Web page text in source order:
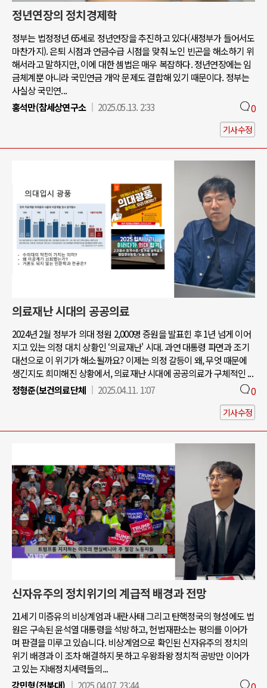
정년연장의 정치경제학
정부는 법정정년 65세로 정년연장을 추진하고 있다(새정부가 들어서도
마찬가지). 은퇴 시점과 연금수급 시점을 맞춰 노인 빈곤을 해소하기 위
해서라고 말하지만, 이에 대한 셈법은 매우 복잡하다. 정년연장에는 임
금체계뿐 아니라 국민연금 개악 문제도 결합해 있기 때문이다. 정부는
사실상 국민연...
홍석만(참세상연구소
2025.05.13. 2:33 0
기사수정
의료재난 시대의 공공의료
2024년 2월 정부가 의대 정원 2,000명 증원을 발표힌 후 1년 넘게 이어
지고 있는 의정 대치 상황인 ‘의료재난' 시대. 과연 대통령 파면과 조기
대선으로 이 위기가 해소될까요? 이제는 의정 갈등이 왜, 무엇 때문에
생긴지도 희미해진 상황에서, 의료재난 시대에 공공의료가 구체적인 ...
정형준(보건의료단체
2025.04.11. 1:07 0
기사수정
신자유주의 정치위기의 계급적 배경과 전망
21세기 미증유의 비상계엄과 내란사태 그리고 탄핵정국의 형성에도 법
원은 구속된 윤석열 대통령을 석방하고, 헌법재판소는 평의를 이어가
며 판결을 미루고 있습니다. 비상계엄으로 확인된 신자유주의 정치의
위기 배경과 이 조차 해결하지 못하고 우왕좌왕 정치적 공방만 이어가
고 있는 지배정치세력들의...
강민형(전북대)
2025.04.07. 23:44